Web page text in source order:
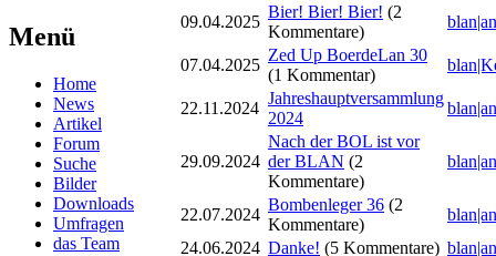
Menü
Home
News
Artikel
Forum
Suche
Bilder
Downloads
Umfragen
das Team
09.04.2025
Bier! Bier! Bier! (2
Kommentare)
07.04.2025
Zed Up BoerdeLan 30
(1 Kommentar)
22.11.2024
Jahreshauptversammlung
2024
29.09.2024
Nach der BOL ist vor
der BLAN (2
Kommentare)
22.07.2024
Bombenleger 36 (2
Kommentare)
24.06.2024 Danke! (5 Kommentare)